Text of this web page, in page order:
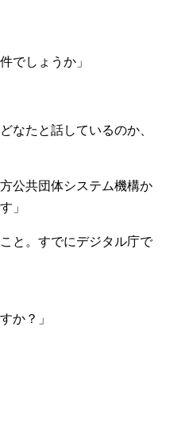
でしょうか」
なたと話しているのか、
公共団体システム機構か
」
と。すでにデジタル庁で
か？」